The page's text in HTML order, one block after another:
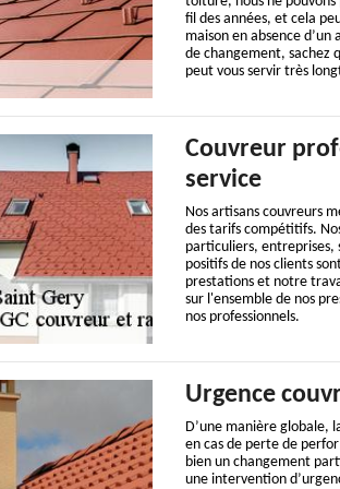
fil des années, et cela
maison en absence
de changement, sachez
peut vous servir très
Couvreur
service
Nos artisans couvreurs
des tarifs compétitifs.
particuliers, entreprises,
positifs de nos clients
prestations et notre
sur l'ensemble de nos
nos professionnels.
Urgence
D’une manière globale,
en cas de perte de
bien un changement
une intervention